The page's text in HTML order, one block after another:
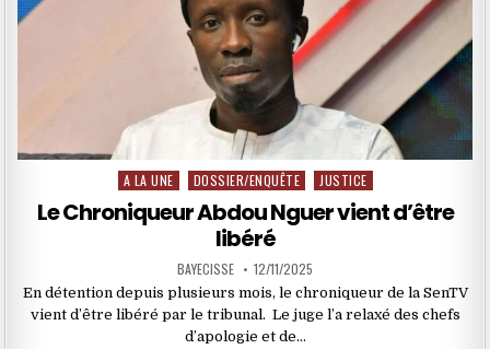
Posted
in
A LA UNE DOSSIER/ENQUÊTE JUSTICE
Le Chroniqueur Abdou Nguer vient d’être
libéré
BAYECISSE 12/11/2025
En détention depuis plusieurs mois, le chroniqueur de la SenTV
vient d’être libéré par le tribunal. Le juge l’a relaxé des chefs
d’apologie et de…